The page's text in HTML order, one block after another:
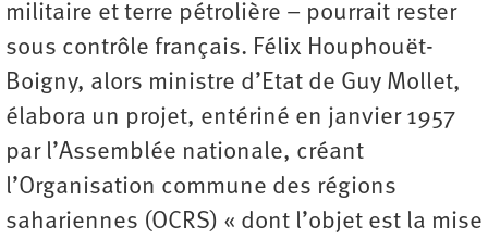
militaire et terre pétrolière – pourrait rester
sous contrôle français. Félix Houphouët-
Boigny, alors ministre d’Etat de Guy Mollet,
élabora un projet, entériné en janvier 1957
par l’Assemblée nationale, créant
l’Organisation commune des régions
sahariennes (OCRS) « dont l’objet est la mise